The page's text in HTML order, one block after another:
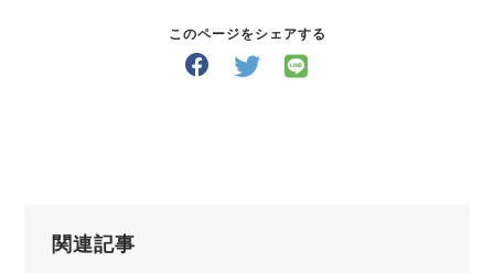
このページをシェアする
関連記事